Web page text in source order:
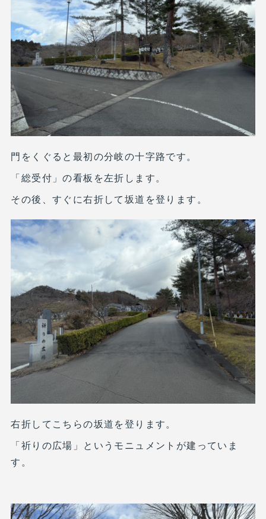
門をくぐると最初の分岐の十字路です。
「総受付」の看板を左折します。
その後、すぐに右折して坂道を登ります。
右折してこちらの坂道を登ります。
「祈りの広場」というモニュメントが建っていま
す。